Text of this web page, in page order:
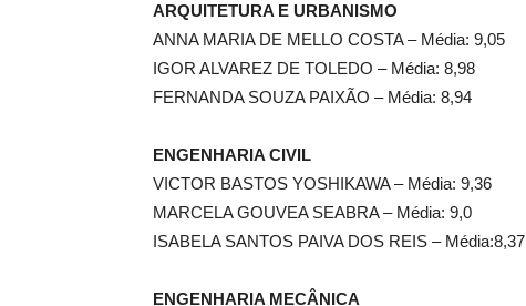
ARQUITETURA E URBANISMO
ANNA MARIA DE MELLO COSTA – Média: 9,05
IGOR ALVAREZ DE TOLEDO – Média: 8,98
FERNANDA SOUZA PAIXÃO – Média: 8,94
ENGENHARIA CIVIL
VICTOR BASTOS YOSHIKAWA – Média: 9,36
MARCELA GOUVEA SEABRA – Média: 9,0
ISABELA SANTOS PAIVA DOS REIS – Média:8,37
ENGENHARIA MECÂNICA